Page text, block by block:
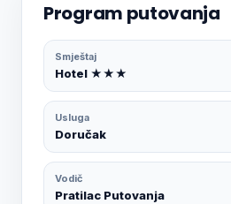
Program putovanja
Smještaj
Hotel ★★★
Usluga
Doručak
Vodič
Pratilac Putovanja